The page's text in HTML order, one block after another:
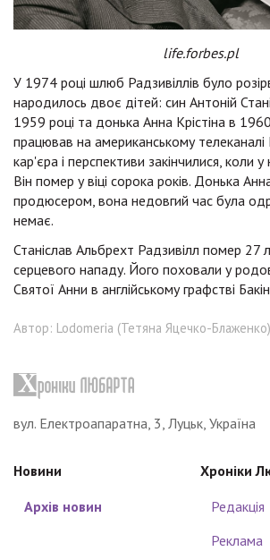
life.forbes.pl
У 1974 році шлюб Радзивіллів було
народилось двоє дітей: син Антоній
1959 році та донька Анна Крістіна в
працював на американському телеканалі
кар'єра і перспективи закінчилися, коли
Він помер у віці сорока років. Донька
продюсером, вона недовгий час була
немає.
Станіслав Альбрехт Радзивілл помер 27
серцевого нападу. Його поховали у
Святої Анни в англійському графстві
Автор: Lodomeria (Тетяна Яцечко-Блаженко)
вул. Електроапаратна, 3, Луцьк, Україна
Новини
Архів новин
Хроніки
Редакція
Реклама